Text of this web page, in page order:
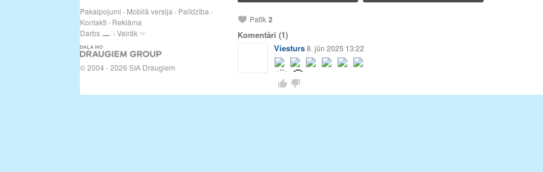
Pakalpojumi Mobilā versija
Palīdzība
Kontakti
Reklāma
Darbs
Vairāk
© 2004 - 2026 SIA Draugiem
Patīk 2
Komentāri (1)
Viesturs8. jūn 2025 13:22